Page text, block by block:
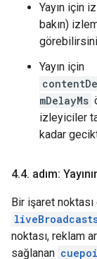
Yayın için
bakın)
Yayın için
mDelayMs
izleyiciler
kadar
4.4. adım:
Bir işaret
noktası, reklam
sağlanan